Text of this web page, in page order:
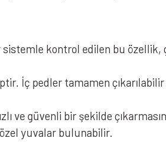
kontrol edilen bu özellik,
İç pedler tamamen
ve güvenli bir şekilde
yuvalar bulunabilir.